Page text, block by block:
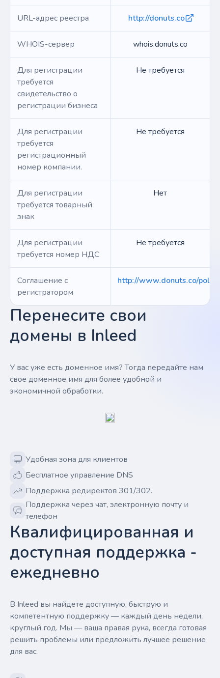
URL-адрес реестра http://donuts.co
WHOIS-сервер whois.donuts.co
Для регистрации
требуется
свидетельство о
регистрации бизнеса
Не требуется
Для регистрации
требуется
регистрационный
номер компании.
Не требуется
Для регистрации
требуется товарный
знак
Нет
Для регистрации
требуется номер НДС
Не требуется
Соглашение с
регистратором
http://www.donuts.co/
Перенесите свои
домены в Inleed
У вас уже есть доменное имя? Тогда передайте нам
свое доменное имя для более удобной и
экономичной обработки.
Удобная зона для клиентов
Бесплатное управление DNS
Поддержка редиректов 301/302.
Поддержка через чат, электронную почту и
телефон
Квалифицированная и
доступная поддержка -
ежедневно
В Inleed вы найдете доступную, быструю и
компетентную поддержку — каждый день недели,
круглый год. Мы — ваша правая рука, всегда готовая
решить проблемы или предложить лучшее решение
для вас.